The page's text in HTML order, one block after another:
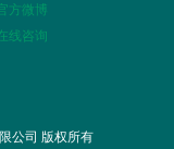
方微博
线咨询
公司 版权所有